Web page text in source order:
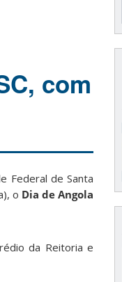
com
Federal de Santa
o Dia de Angola
da Reitoria e